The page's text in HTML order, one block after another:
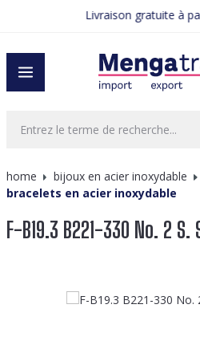
Livraison gratuite à
home
bijoux en acier inoxydable
bracelets en acier inoxydable
F-B19.3 B221-330 No. 2
Ignorer la galerie d'images